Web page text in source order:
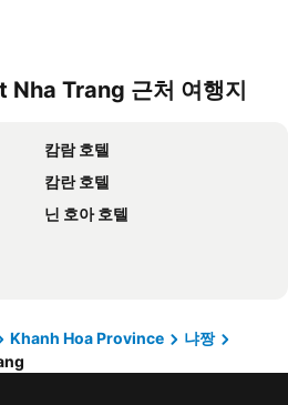
Trang 근처 여행지
캄람 호텔
캄란 호텔
닌 호아 호텔
Khanh Hoa Province
냐짱